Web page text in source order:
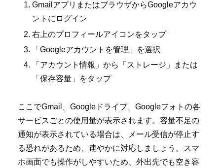
GmailアプリまたはブラウザからGoogleアカウ
ントにログイン
右上のプロフィールアイコンをタップ
「Googleアカウントを管理」を選択
「アカウント情報」から「ストレージ」または
「保存容量」をタップ
ここでGmail、Googleドライブ、Googleフォトの各
サービスごとの使用量が表示されます。容量不足の
通知が表示されている場合は、メール受信が停止す
る恐れがあるため、速やかに対応しましょう。スマ
ホ画面でも操作がしやすいため、外出先でも空き容